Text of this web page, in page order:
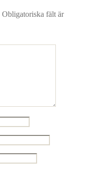
Obligatoriska fält är